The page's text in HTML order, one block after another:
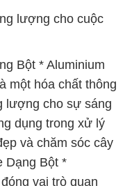
lượng cho cuộc
Bột * Aluminium
một hóa chất thông
lượng cho sự sáng
dụng trong xử lý
và chăm sóc cây
Dạng Bột *
vai trò quan